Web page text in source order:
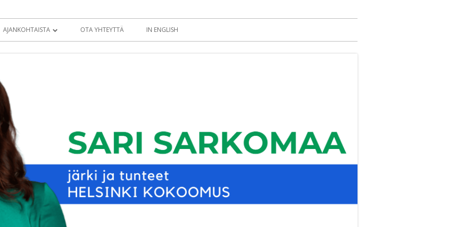
AJANKOHTAISTA
EDUSKUNTATERVEISET
EDUSKUNTA
OTA YHTEYTTÄ IN ENGLISH